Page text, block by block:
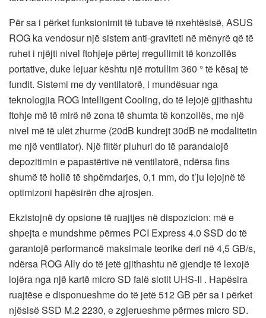
Për sa i përket funksionimit të tubave të nxehtësisë, ASUS
ROG ka vendosur një sistem anti-graviteti në mënyrë që të
ruhet i njëjti nivel ftohjeje përtej rregullimit të konzollës
portative, duke lejuar kështu një rrotullim 360 ° të kësaj të
fundit. Sistemi me dy ventilatorë, i mundësuar nga
teknologjia ROG Intelligent Cooling, do të lejojë gjithashtu
ftohje më të mirë në zona të shumta të konzollës, me një
nivel më të ulët zhurme (20dB kundrejt 30dB në modalitetin
me një ventilator). Një filtër pluhuri do të parandalojë
depozitimin e papastërtive në ventilatorë, ndërsa fins
shumë të hollë të shpërndarjes, 0,1 mm, do t’ju lejojnë të
optimizoni hapësirën dhe ajrosjen.
Ekzistojnë dy opsione të ruajtjes në dispozicion: më e
shpejta e mundshme përmes PCI Express 4.0 SSD do të
garantojë performancë maksimale teorike deri në 4,5 GB/s,
ndërsa ROG Ally do të jetë gjithashtu në gjendje të lexojë
lojëra nga një kartë micro SD falë slotit UHS-II . Hapësira
ruajtëse e disponueshme do të jetë 512 GB për sa i përket
njësisë SSD M.2 2230, e zgjerueshme përmes micro SD.